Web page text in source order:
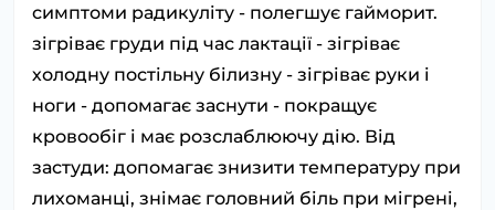
симптоми радикуліту - полегшує гайморит.
зігріває груди під час лактації - зігріває
холодну постільну білизну - зігріває руки і
ноги - допомагає заснути - покращує
кровообіг і має розслаблюючу дію. Від
застуди: допомагає знизити температуру при
лихоманці, знімає головний біль при мігрені,